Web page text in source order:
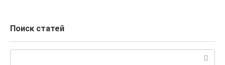
Поиск статей